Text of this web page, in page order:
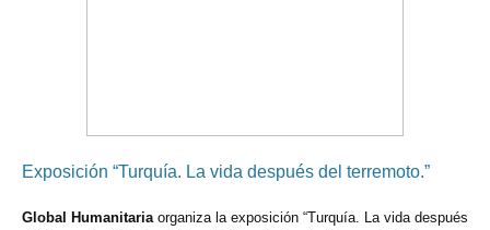
Exposición “Turquía. La vida después del terremoto.”
Global Humanitaria organiza la exposición “Turquía. La vida después